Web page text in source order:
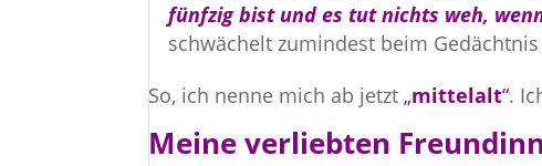
fünfzig bist und es tut nichts weh,
schwächelt zumindest beim
So, ich nenne mich ab jetzt„mittelalt“.
Meine verliebten